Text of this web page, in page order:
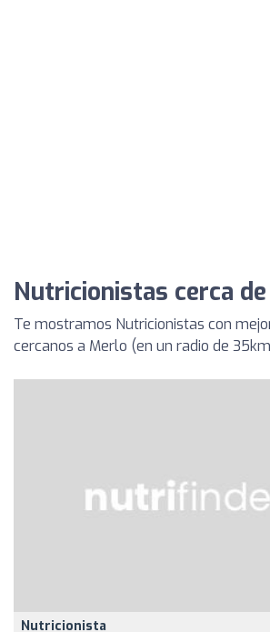
Nutricionistas cerca
Te mostramos Nutricionistas con
cercanos a Merlo (en un radio de
Nutricionista